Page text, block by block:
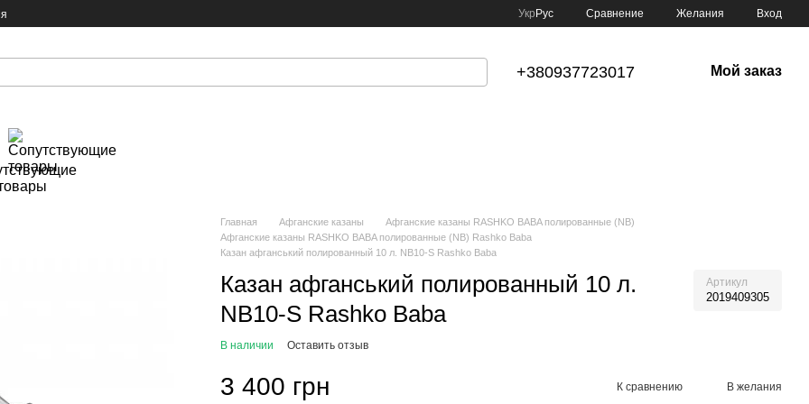
Укр Рус Сравнение Желания Вход
+380937723017 Мой заказ
Главная Афганские казаны
Афганские казаны RASHKO BABA полированные (NB)
Афганские казаны RASHKO BABA полированные (NB) Rashko Baba
Казан афганський полированный 10 л. NB10-S Rashko Baba
Казан афганський полированный 10 л.
NB10-S Rashko Baba
Артикул
2019409305
В наличии Оставить отзыв
3 400 грн К сравнению В желания